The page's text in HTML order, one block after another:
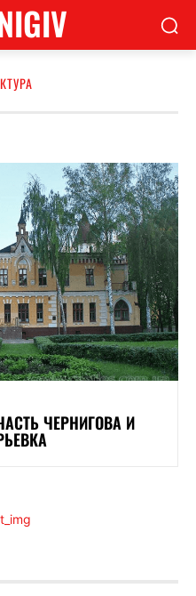
ЧЕРНИГОВА И